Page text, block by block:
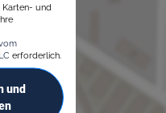
Karten- und
erforderlich.
und